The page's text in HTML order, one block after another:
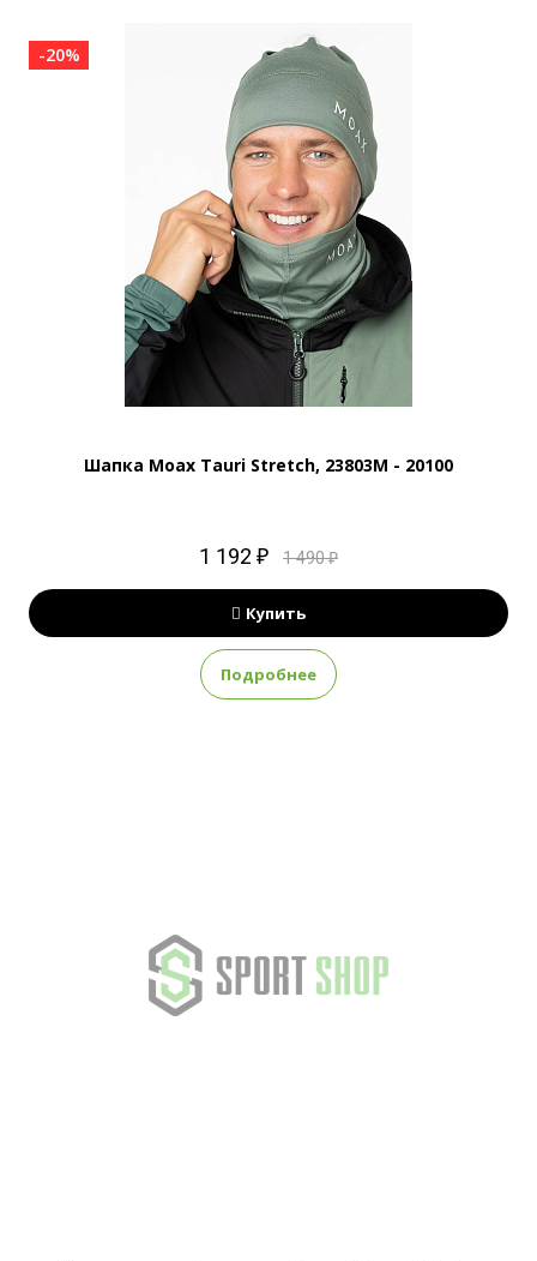
-20%
Шапка Moax Tauri Stretch, 23803M - 20100
1 192 ₽ 1 490 ₽
Купить
Подробнее